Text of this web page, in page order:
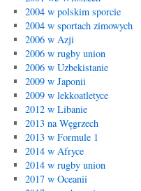
2004 w polskim sporcie
2004 w sportach zimowych
2006 w Azji
2006 w rugby union
2006 w Uzbekistanie
2009 w Japonii
2009 w lekkoatletyce
2012 w Libanie
2013 na Węgrzech
2013 w Formule 1
2014 w Afryce
2014 w rugby union
2017 w Oceanii